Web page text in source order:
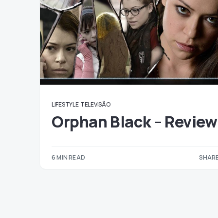
LIFESTYLE TELEVISÃO
Orphan Black – Review
6 MIN READ